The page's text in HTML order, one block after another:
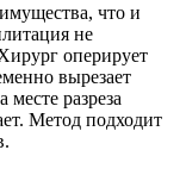
что и
не
оперирует
вырезает
разреза
Метод подходит